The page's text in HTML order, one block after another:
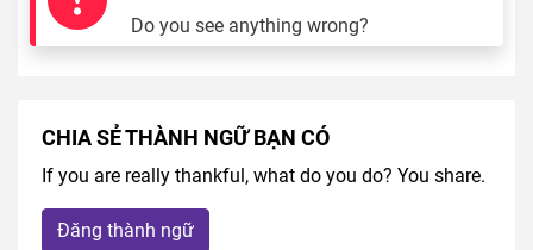
Do you see anything wrong?
CHIA SẺ THÀNH NGỮ BẠN CÓ
If you are really thankful, what do you do? You share.
Đăng thành ngữ